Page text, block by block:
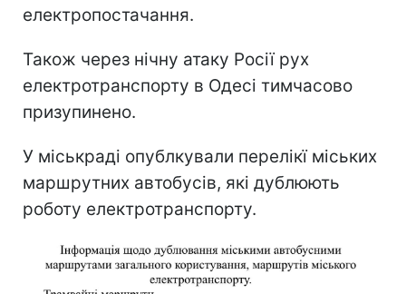
електропостачання.
Також через нічну атаку Росії рух
електротранспорту в Одесі тимчасово
призупинено.
У міськраді опублкували перелікї міських
маршрутних автобусів, які дублюють
роботу електротранспорту.